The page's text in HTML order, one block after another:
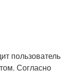
пользователь
Согласно